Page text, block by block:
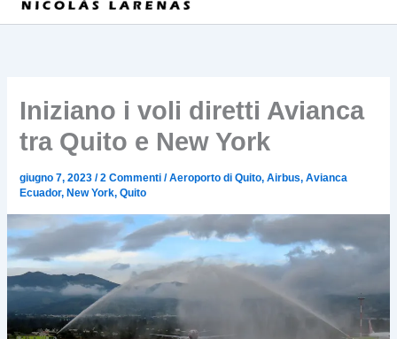
Iniziano i voli diretti Avianca
tra Quito e New York
giugno 7, 2023/2 Commenti /Aeroporto di Quito,Airbus,Avianca
Ecuador, New York,Quito